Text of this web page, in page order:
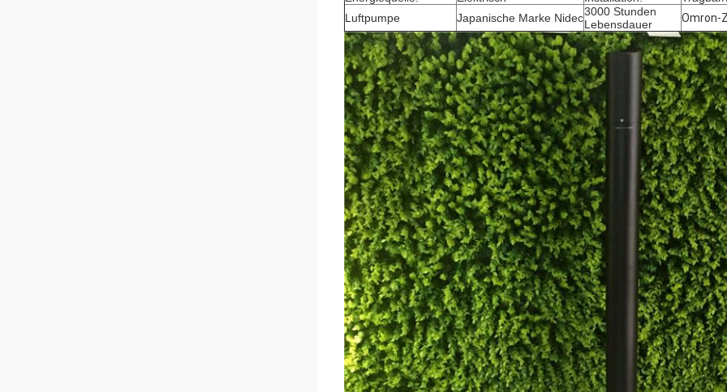
Luftpumpe
Japanische Marke Nidec3000 Stunden
Lebensdauer
Omron-